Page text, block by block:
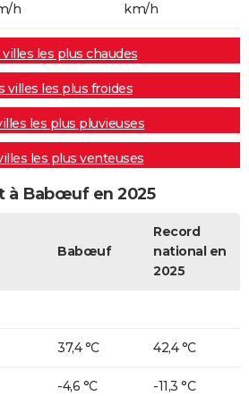
h
km/h
villes les plus chaudes
villes les plus froides
les plus pluvieuses
les plus venteuses
à Babœuf en 2025
Babœuf
Record
national en
2025
37,4 °C 42,4 °C
-4,6 °C -11,3 °C